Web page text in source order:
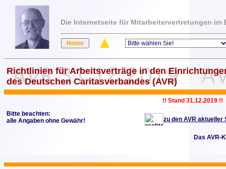
Die Internetseite für Mitarbeitervertretungen
Richtlinien für Arbeitsverträge in den
des Deutschen Caritasverbandes (AVR)
Bitte beachten:
alle Angaben ohne Gewähr!
!! Stand 31.12.2019 !!
zu den AVR aktueller
Das AVR-